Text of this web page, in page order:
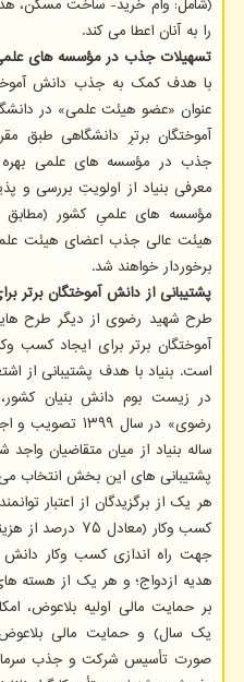
(شامل: وام خرید- ساخت مسکن،
را به آنان اعطا می کند.
تسهیلات جذب در مؤسسه های
با هدف کمک به جذب دانش
عنوان «عضو هیئت علمی» در
آموختگان برترِ دانشگاهی طبق
جذب در مؤسسه های علمی بهره
معرفی بنیاد از اولویتِ بررسی
مؤسسه های علمیِ کشور
هیئت عالی جذب اعضای هیئت
برخوردار خواهند شد.
پشتیبانی از دانش آموختگان برتر
طرح شهید رضوی از دیگر طرح
آموختگان برتر برای ایجاد کسب
است. بنیاد با هدف پشتیبانی از
در زیست بوم دانش بنیان
رضوی» در سال
ساله بنیاد از میان متقاضیان
پشتیبانی های این بخش انتخاب
هر یک از برگزیدگان از اعتبار
کسب وکار (معادل
جهت راه اندازی کسب وکار
هدیه ازدواج؛ و هر یک از هسته
بر حمایت مالی اولیه بلاعوض،
یک سال) و حمایت مالی
صورت تأسیس شرکت و جذب